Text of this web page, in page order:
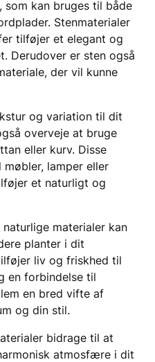
som kan bruges til både
Stenmaterialer
tilføjer et elegant og
Derudover er sten også
der vil kunne
og variation til dit
overveje at bruge
eller kurv. Disse
møbler, lamper eller
et naturligt og
materialer kan
planter i dit
liv og friskhed til
en forbindelse til
en bred vifte af
og din stil.
bidrage til at
atmosfære i dit